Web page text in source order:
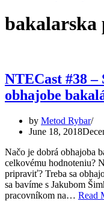
bakalarska
NTECast #38 –
obhajobe
by Metod Rybar
June 18, 2018
Načo je dobrá obhajoba
celkovému hodnoteniu?
pripraviť? Treba sa
sa bavíme s Jakubom
pracovníkom na… Read